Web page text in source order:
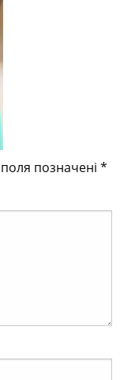
позначені *